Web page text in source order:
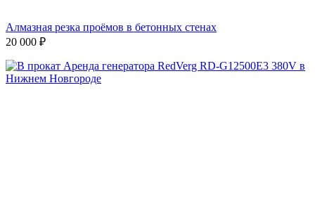
Алмазная резка проёмов в бетонных стенах
20 000 ₽